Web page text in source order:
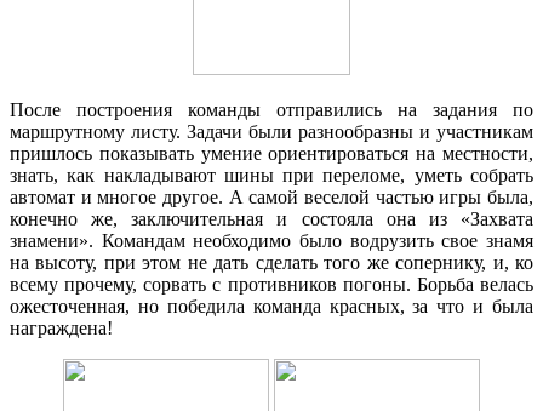
После построения команды отправились на задания по
маршрутному листу. Задачи были разнообразны и участникам
пришлось показывать умение ориентироваться на местности,
знать, как накладывают шины при переломе, уметь собрать
автомат и многое другое. А самой веселой частью игры была,
конечно же, заключительная и состояла она из «Захвата
знамени». Командам необходимо было водрузить свое знамя
на высоту, при этом не дать сделать того же сопернику, и, ко
всему прочему, сорвать с противников погоны. Борьба велась
ожесточенная, но победила команда красных, за что и была
награждена!